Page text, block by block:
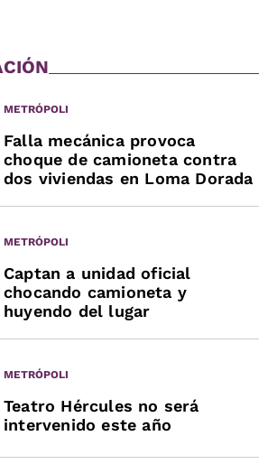
METRÓPOLI
Falla mecánica provoca
choque de camioneta contra
dos viviendas en Loma Dorada
METRÓPOLI
Captan a unidad oficial
chocando camioneta y
huyendo del lugar
METRÓPOLI
Teatro Hércules no será
intervenido este año